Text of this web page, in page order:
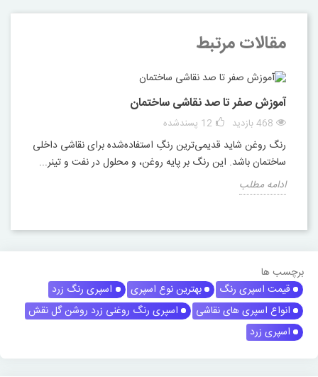
مقالات مرتبط
آموزش صفر تا صد نقاشی ساختمان
468 بازدید 12 پسندشده
رنگ روغن شاید قدیمی‌ترین رنگِ استفاده‌شده برای نقاشی داخلی
ساختمان باشد. این رنگ بر پایه روغن، و محلول در نفت و تینر...
ادامه مطلب
برچسب ها
قیمت اسپری رنگ
بهترین نوع اسپری
اسپری رنگ زرد
انواع اسپری های نقاشی
اسپری رنگ روغنی زرد روشن گل نقش
اسپری زرد